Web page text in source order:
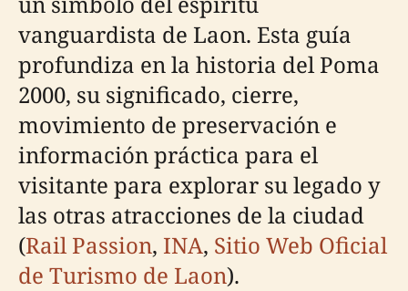
vanguardista de Laon. Esta guía
profundiza en la historia del Poma
2000, su significado, cierre,
movimiento de preservación e
información práctica para el
visitante para explorar su legado y
las otras atracciones de la ciudad
(Rail Passion, INA, Sitio Web Oficial
de Turismo de Laon).